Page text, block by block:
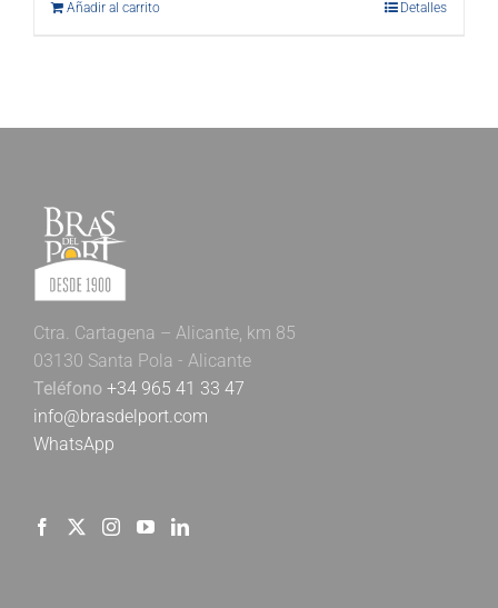
Añadir al carrito Detalles
Ctra. Cartagena – Alicante, km 85
03130 Santa Pola - Alicante
Teléfono +34 965 41 33 47
info@brasdelport.com
WhatsApp